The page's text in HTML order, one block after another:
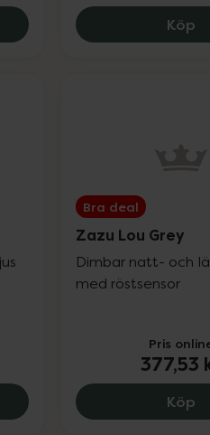
Tandkräm Barn Köp
The Crab, 406.57 kr.
Bra deal
Zazu Lou Grey
Dimbar natt- och
med röstsensor
Pris
377,53
Köp